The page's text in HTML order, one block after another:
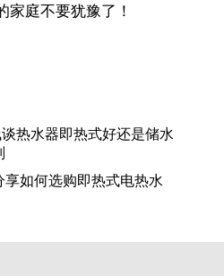
家庭不要犹豫了！
热水器即热式好还是储水
享如何选购即热式电热水